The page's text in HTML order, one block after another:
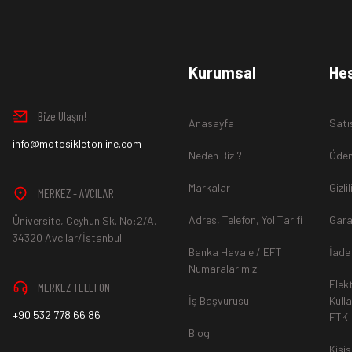
www.MotosikletOnline.com alışveriş sitesinden almış
Aksi durum söz konusu olduğunda
*İade ve Değişim sürecinde ürünlerin "Gönderici Ödemeli”
Ürün mağazamıza ulaştıktan sonra gerekli incelemelerin
hesaba ya da Kredi Kartına "Beş (5) ile On (10) iş günü”
durumlar ilgili bankanız ile yapılan sözleşme yükümlülüğüne
Bize Ulaşın!
info@motosikletonline.com
MERKEZ - AVCILAR
Üniversite, Ceyhun Sk. No:2/A,
34320 Avcılar/İstanbul
MERKEZ TELEFON
+90 532 778 66 86
Kurumsal
Anasayfa
Neden Biz ?
Markalar
Adres, Telefon, Yol Tarifi
Banka Havale / EFT
Numaralarımız
İş Başvurusu
Blog
İade
ETK